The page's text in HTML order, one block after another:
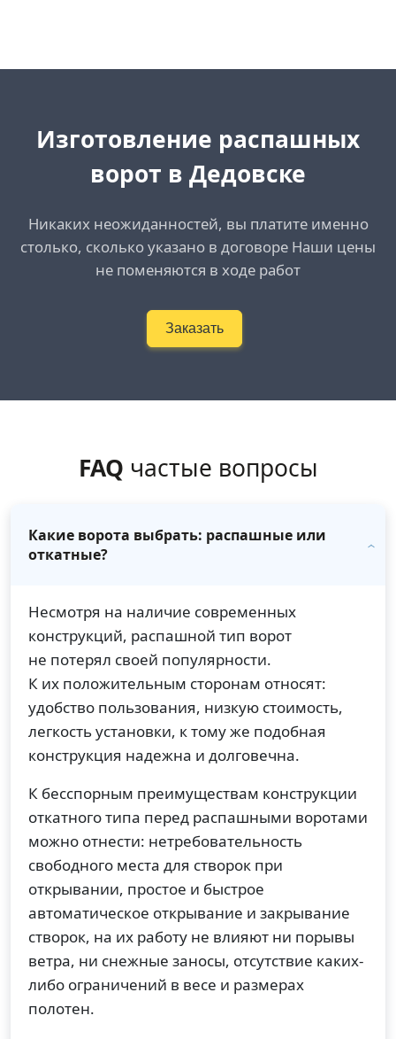
Изготовление распашных
ворот в Дедовске
Никаких неожиданностей, вы платите именно
столько, сколько указано в договоре Наши цены
не поменяются в ходе работ
Заказать
FAQ частые вопросы
Какие ворота выбрать: распашные или
откатные?
Несмотря на наличие современных
конструкций, распашной тип ворот
не потерял своей популярности.
К их положительным сторонам относят:
удобство пользования, низкую стоимость,
легкость установки, к тому же подобная
конструкция надежна и долговечна.
К бесспорным преимуществам конструкции
откатного типа перед распашными воротами
можно отнести: нетребовательность
свободного места для створок при
открывании, простое и быстрое
автоматическое открывание и закрывание
створок, на их работу не влияют ни порывы
ветра, ни снежные заносы, отсутствие каких-
либо ограничений в весе и размерах
полотен.